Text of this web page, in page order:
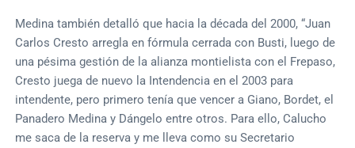
Medina también detalló que hacia la década del 2000, “Juan
Carlos Cresto arregla en fórmula cerrada con Busti, luego de
una pésima gestión de la alianza montielista con el Frepaso,
Cresto juega de nuevo la Intendencia en el 2003 para
intendente, pero primero tenía que vencer a Giano, Bordet, el
Panadero Medina y Dángelo entre otros. Para ello, Calucho
me saca de la reserva y me lleva como su Secretario